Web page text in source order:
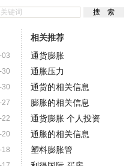
03
30
30
27
22
20
18
相关推荐
通货膨胀
通胀压力
通货的相关信息
膨胀的相关信息
通货膨胀 个人投资
通胀的相关信息
塑料膨胀管